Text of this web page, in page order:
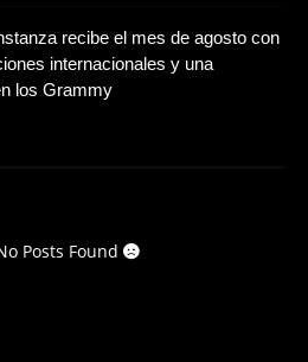
recibe el mes de agosto con
internacionales y una
los Grammy
Posts Found